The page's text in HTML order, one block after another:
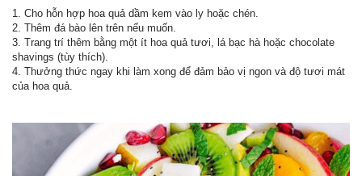
1. Cho hỗn hợp hoa quả dầm kem vào ly hoặc chén.
2. Thêm đá bào lên trên nếu muốn.
3. Trang trí thêm bằng một ít hoa quả tươi, lá bạc hà hoặc chocolate
shavings (tùy thích).
4. Thưởng thức ngay khi làm xong để đảm bảo vị ngon và độ tươi mát
của hoa quả.